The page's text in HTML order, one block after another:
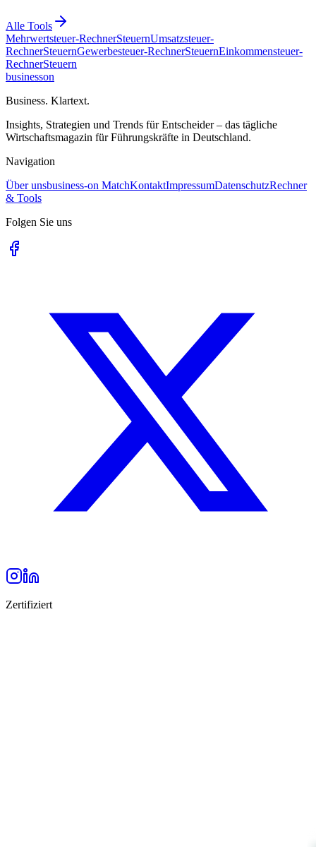
Alle Tools
Mehrwertsteuer-RechnerSteuernUmsatzsteuer-
RechnerSteuernGewerbesteuer-RechnerSteuernEinkommensteuer-
RechnerSteuern
businesson
Business. Klartext.
Insights, Strategien und Trends für Entscheider – das tägliche
Wirtschaftsmagazin für Führungskräfte in Deutschland.
Navigation
Über unsbusiness-on MatchKontaktImpressumDatenschutzRechner
& Tools
Folgen Sie uns
Zertifiziert